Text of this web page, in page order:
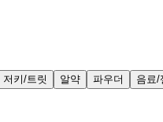
저키/트릿 알약 파우더 음료/